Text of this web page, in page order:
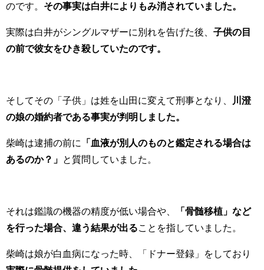
のです。 その事実は白井によりもみ消されていました。
実際は白井がシングルマザーに別れを告げた後、 子供の目
の前で彼女をひき殺していたのです。
そしてその「子供」は姓を山田に変えて刑事となり、
川澄
の娘の婚約者である事実が判明しました。
柴崎は逮捕の前に
「血液が別人のものと鑑定される場合は
あるのか？」
と質問していました。
それは鑑識の機器の精度が低い場合や、
「骨髄移植」など
を行った場合、違う結果が出る ことを指していました。
柴崎は娘が白血病になった時、「ドナー登録」をしており